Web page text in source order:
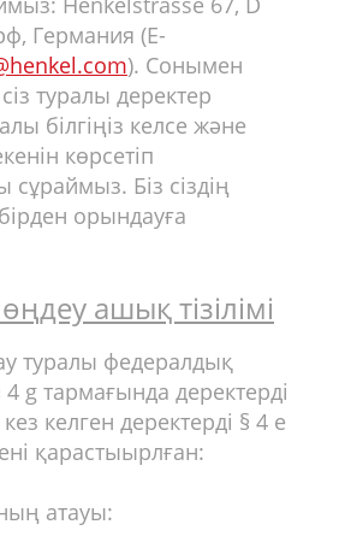
Германия (E-
). Сонымен
туралы деректер
білгіңіз келсе және
көрсетіп
Біз сіздің
орындауға
ашық тізілімі
туралы федералдық
g тармағында деректерді
келген деректерді § 4 e
қарастыырлған:
атауы: